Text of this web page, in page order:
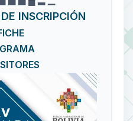
INSCRIPCIÓN